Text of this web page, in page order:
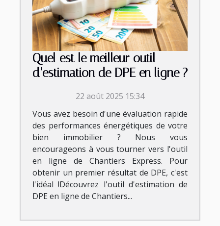
Quel est le meilleur outil
d’estimation de DPE en ligne ?
22 août 2025 15:34
Vous avez besoin d'une évaluation rapide
des performances énergétiques de votre
bien immobilier ? Nous vous
encourageons à vous tourner vers l'outil
en ligne de Chantiers Express. Pour
obtenir un premier résultat de DPE, c'est
l'idéal !Découvrez l'outil d'estimation de
DPE en ligne de Chantiers...